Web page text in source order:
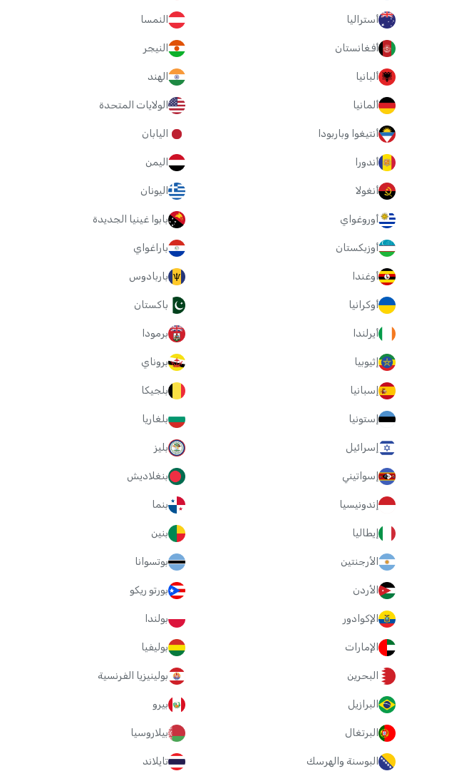
أستراليا
أفغانستان
ألبانيا
ألمانيا
أنتيغوا وباربودا
أندورا
أنغولا
أوروغواي
أوزبكستان
أوغندا
أوكرانيا
أيرلندا
إثيوبيا
إسبانيا
إستونيا
إسرائيل
إسواتيني
إندونيسيا
إيطاليا
الأرجنتين
الأردن
الإكوادور
الإمارات
البحرين
البرازيل
البرتغال
البوسنة والهرسك
النمسا
النيجر
الهند
الولايات المتحدة
اليابان
اليمن
اليونان
بابوا غينيا الجديدة
باراغواي
باربادوس
باكستان
برمودا
بروناي
بلجيكا
بلغاريا
بليز
بنغلاديش
بنما
بنين
بوتسوانا
بورتو ريكو
بولندا
بوليفيا
بولينيزيا الفرنسية
بيرو
بيلاروسيا
تايلاند